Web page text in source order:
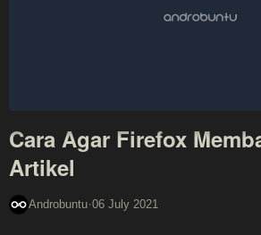
Cara Agar Firefox
Artikel
Androbuntu·06 July 2021